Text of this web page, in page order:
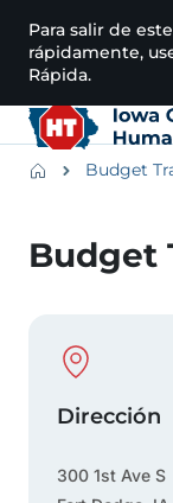
Pasar al contenido
Para salir de
rápidamente,
Rápida.
Breadcrumbs
Budget
Budget
Dirección
300 1st Ave S